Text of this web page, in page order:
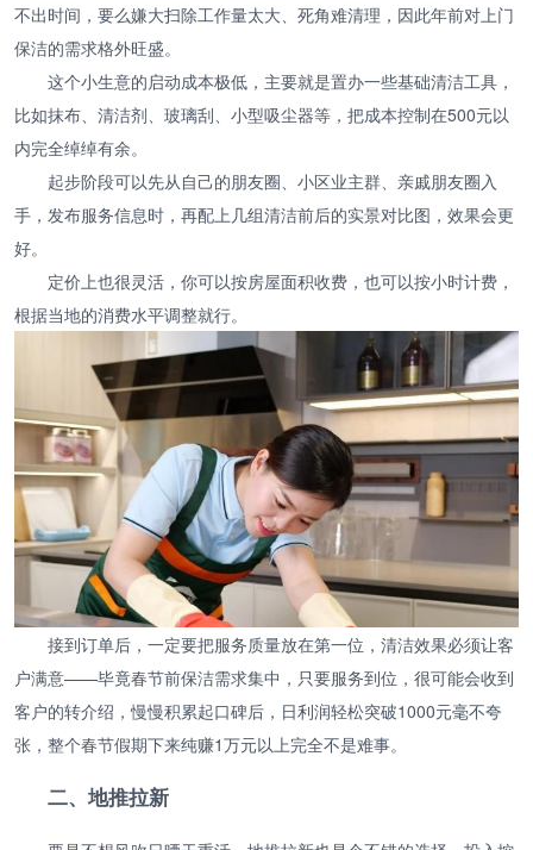
不出时间，要么嫌大扫除工作量太大、死角难清理，因此年前对上门
保洁的需求格外旺盛。
这个小生意的启动成本极低，主要就是置办一些基础清洁工具，
比如抹布、清洁剂、玻璃刮、小型吸尘器等，把成本控制在500元以
内完全绰绰有余。
起步阶段可以先从自己的朋友圈、小区业主群、亲戚朋友圈入
手，发布服务信息时，再配上几组清洁前后的实景对比图，效果会更
好。
定价上也很灵活，你可以按房屋面积收费，也可以按小时计费，
根据当地的消费水平调整就行。
接到订单后，一定要把服务质量放在第一位，清洁效果必须让客
户满意——毕竟春节前保洁需求集中，只要服务到位，很可能会收到
客户的转介绍，慢慢积累起口碑后，日利润轻松突破1000元毫不夸
张，整个春节假期下来纯赚1万元以上完全不是难事。
二、地推拉新